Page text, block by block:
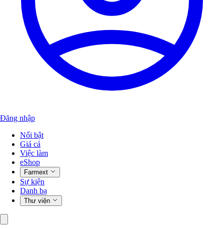
Đăng nhập
Nổi bật
Giá cả
Việc làm
eShop
Farmext
Sự kiện
Danh bạ
Thư viện